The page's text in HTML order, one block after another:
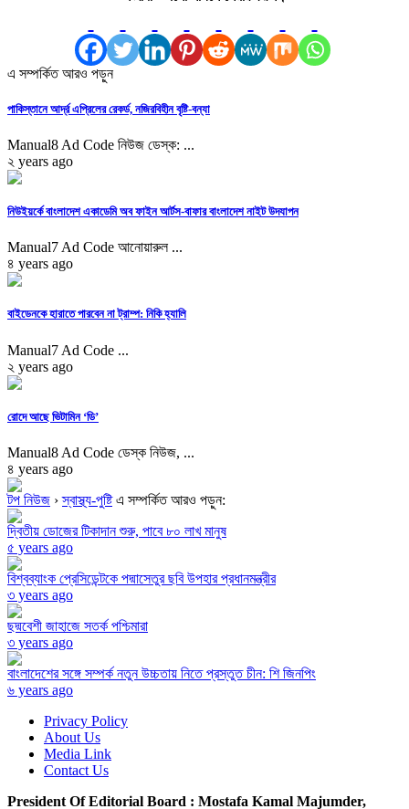
এ সম্পর্কিত আরও পড়ুন
পাকিস্তানে আর্দ্র এপ্রিলের রেকর্ড, নজিরবিহীন বৃষ্টি-বন্যা
Manual8 Ad Code নিউজ ডেস্ক: ...
২ years ago
নিউইয়র্কে বাংলাদেশ একাডেমি অব ফাইন আর্টস-বাফার বাংলাদেশ নাইট উদযাপন
Manual7 Ad Code আনোয়ারুল ...
৪ years ago
বাইডেনকে হারাতে পারবেন না ট্রাম্প: নিকি হ্যালি
Manual7 Ad Code ...
২ years ago
রোদে আছে ভিটামিন ‘ডি’
Manual8 Ad Code ডেস্ক নিউজ, ...
৪ years ago
টপ নিউজ ›স্বাস্থ্য-পুষ্টিএ সম্পর্কিত আরও পড়ুন:
দ্বিতীয় ডোজের টিকাদান শুরু, পাবে ৮০ লাখ মানুষ
৫ years ago
বিশ্বব্যাংক প্রেসিডেন্টকে পদ্মাসেতুর ছবি উপহার প্রধানমন্ত্রীর
৩ years ago
ছদ্মবেশী জাহাজে সতর্ক পশ্চিমারা
৩ years ago
বাংলাদেশের সঙ্গে সম্পর্ক নতুন উচ্চতায় নিতে প্রস্তুত চীন: শি জিনপিং
৬ years ago
Privacy Policy
About Us
Media Link
Contact Us
President Of Editorial Board : Mostafa Kamal Majumder,